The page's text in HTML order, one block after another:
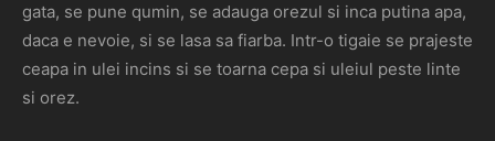
gata, se pune qumin, se adauga orezul si inca putina apa,
daca e nevoie, si se lasa sa fiarba. Intr-o tigaie se prajeste
ceapa in ulei incins si se toarna cepa si uleiul peste linte
si orez.